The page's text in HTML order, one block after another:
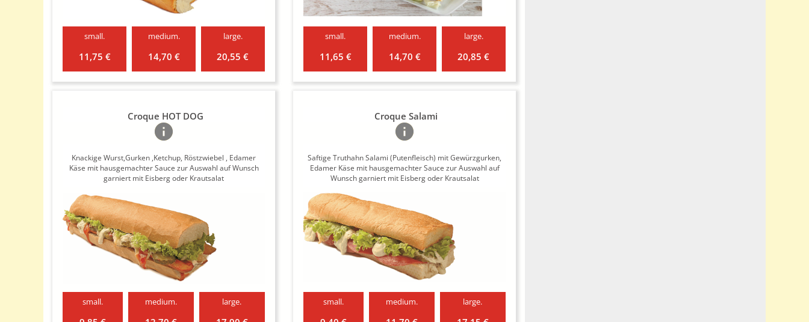
small.
11,75 €
medium.
14,70 €
large.
20,55 €
small.
11,65 €
medium.
14,70 €
large.
20,85 €
Croque HOT DOG
Knackige Wurst,Gurken ,Ketchup, Röstzwiebel , Edamer
Käse mit hausgemachter Sauce zur Auswahl auf Wunsch
garniert mit Eisberg oder Krautsalat
small. medium. large.
Croque Salami
Saftige Truthahn Salami (Putenfleisch) mit Gewürzgurken,
Edamer Käse mit hausgemachter Sauce zur Auswahl auf
Wunsch garniert mit Eisberg oder Krautsalat
small. medium. large.